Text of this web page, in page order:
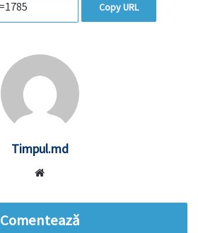
Copy URL
Timpul.md
Comentează